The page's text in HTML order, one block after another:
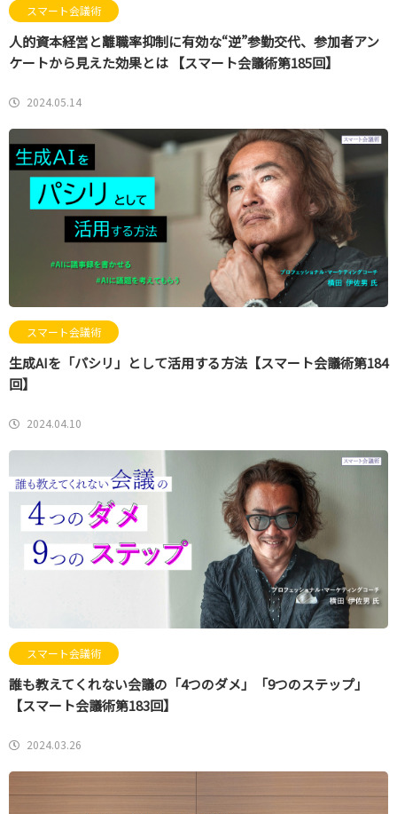
スマート会議術
人的資本経営と離職率抑制に有効な“逆”参勤交代、参加者アン
ケートから見えた効果とは 【スマート会議術第185回】
2024.05.14
スマート会議術
生成AIを「パシリ」として活用する方法【スマート会議術第184
回】
2024.04.10
スマート会議術
誰も教えてくれない会議の「4つのダメ」「9つのステップ」
【スマート会議術第183回】
2024.03.26